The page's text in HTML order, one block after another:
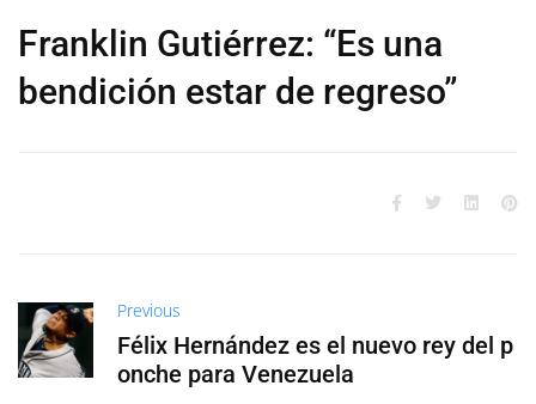
Franklin Gutiérrez: “Es una
bendición estar de regreso”
Previous
Félix Hernández es el nuevo rey del p
onche para Venezuela